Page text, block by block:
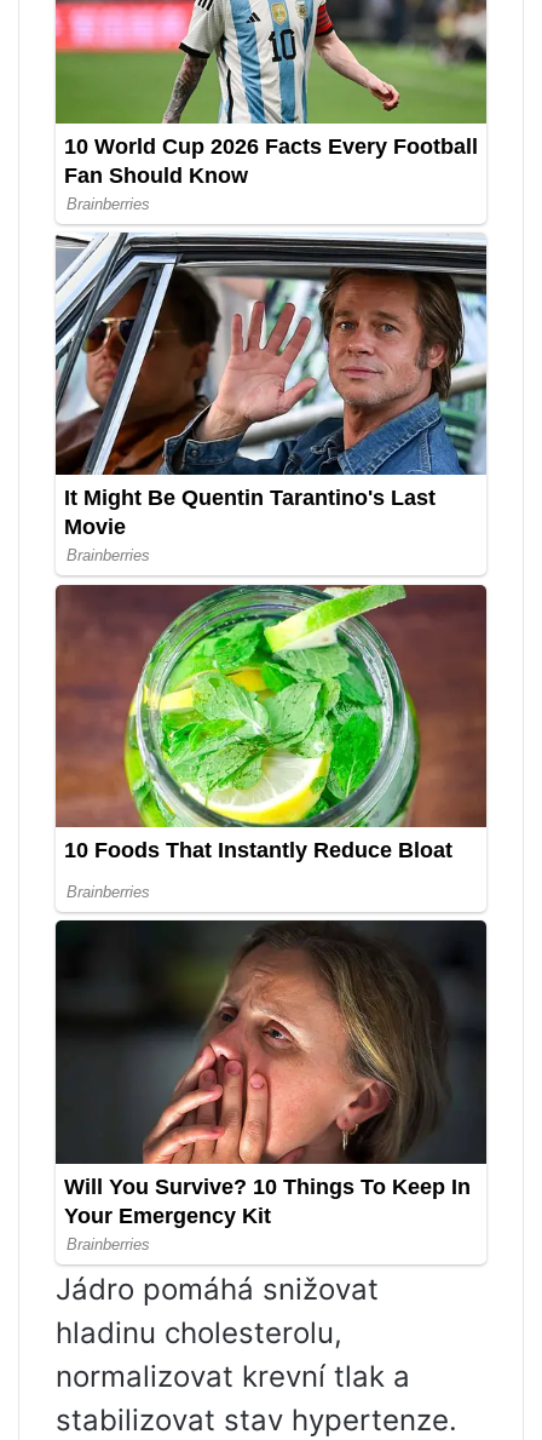
Jádro pomáhá snižovat
hladinu cholesterolu,
normalizovat krevní tlak a
stabilizovat stav hypertenze.